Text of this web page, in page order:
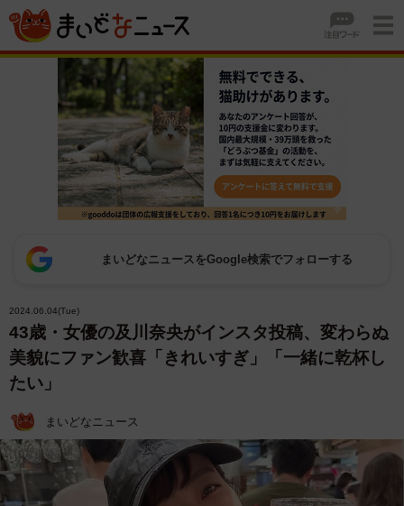
まいどなニュースをGoogle検索でフォローする
2024.06.04(Tue)
43歳・女優の及川奈央がインスタ投稿、変わらぬ
美貌にファン歓喜「きれいすぎ」「一緒に乾杯し
たい」
まいどなニュース